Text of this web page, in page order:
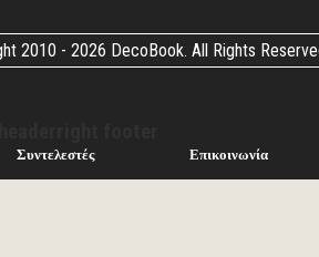
2010 - 2026 DecoBook. All Rights
Συντελεστές Επικοινωνία